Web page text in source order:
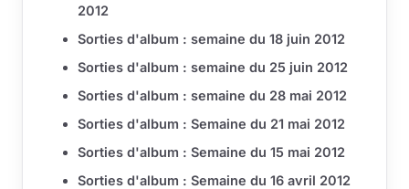
2012
Sorties d'album : semaine du 18 juin 2012
Sorties d'album : semaine du 25 juin 2012
Sorties d'album : semaine du 28 mai 2012
Sorties d'album : Semaine du 21 mai 2012
Sorties d'album : Semaine du 15 mai 2012
Sorties d'album : Semaine du 16 avril 2012